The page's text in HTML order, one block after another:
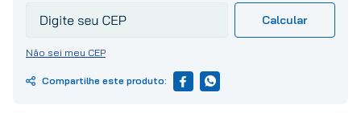
Não sei meu CEP